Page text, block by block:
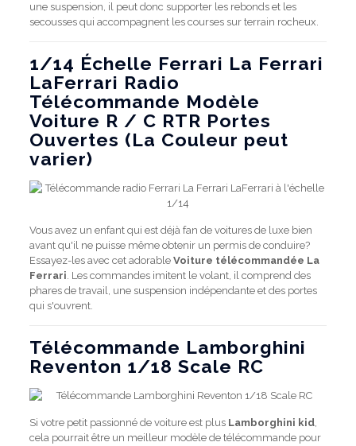
une suspension, il peut donc supporter les rebonds et les
secousses qui accompagnent les courses sur terrain rocheux.
1/14 Échelle Ferrari La Ferrari
LaFerrari Radio
Télécommande Modèle
Voiture R / C RTR Portes
Ouvertes (La Couleur peut
varier)
Vous avez un enfant qui est déjà fan de voitures de luxe bien
avant qu'il ne puisse même obtenir un permis de conduire?
Essayez-les avec cet adorable Voiture télécommandée La
Ferrari. Les commandes imitent le volant, il comprend des
phares de travail, une suspension indépendante et des portes
qui s'ouvrent.
Télécommande Lamborghini
Reventon 1/18 Scale RC
Si votre petit passionné de voiture est plus Lamborghini kid,
cela pourrait être un meilleur modèle de télécommande pour